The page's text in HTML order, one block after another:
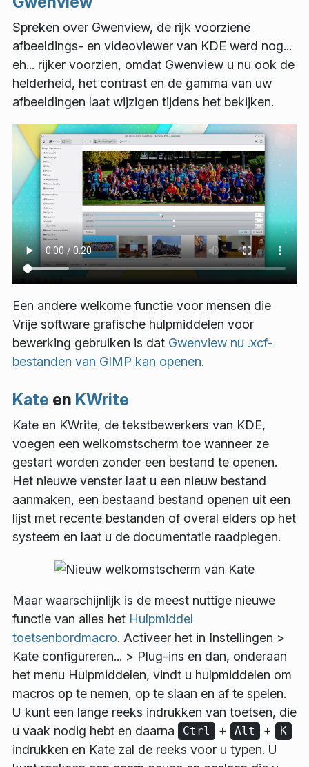
Spreken over Gwenview, de rijk voorziene
afbeeldings- en videoviewer van KDE werd nog...
eh... rijker voorzien, omdat Gwenview u nu ook de
helderheid, het contrast en de gamma van uw
afbeeldingen laat wijzigen tijdens het bekijken.
Een andere welkome functie voor mensen die
Vrije software grafische hulpmiddelen voor
bewerking gebruiken is dat Gwenview nu .xcf-
bestanden van GIMP kan openen.
Kate en KWrite
Kate en KWrite, de tekstbewerkers van KDE,
voegen een welkomstscherm toe wanneer ze
gestart worden zonder een bestand te openen.
Het nieuwe venster laat u een nieuw bestand
aanmaken, een bestaand bestand openen uit een
lijst met recente bestanden of overal elders op het
systeem en laat u de documentatie raadplegen.
Maar waarschijnlijk is de meest nuttige nieuwe
functie van alles het Hulpmiddel
toetsenbordmacro. Activeer het in Instellingen >
Kate configureren... > Plug-ins en dan, onderaan
het menu Hulpmiddelen, vindt u hulpmiddelen om
macros op te nemen, op te slaan en af te spelen.
U kunt een lange reeks indrukken van toetsen, die
u vaak nodig hebt en daarna
Ctrl + Alt + K
indrukken en Kate zal de reeks voor u typen. U